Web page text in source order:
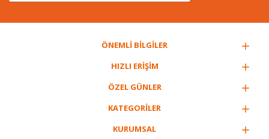
ÖNEMLİ BİLGİLER
HIZLI ERİŞİM
ÖZEL GÜNLER
KATEGORİLER
KURUMSAL